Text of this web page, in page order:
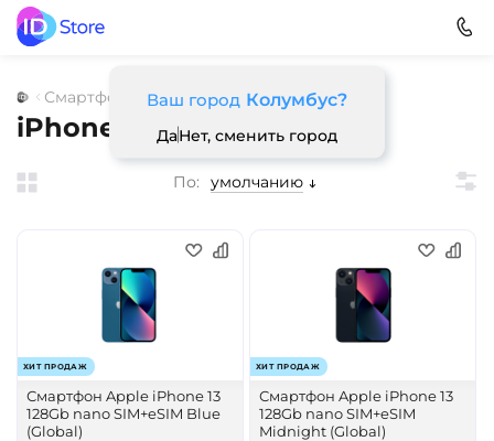
Ваш город Колумбус?
ДаНет, сменить город
Смартфоны Apple
iPhone 13
По: умолчанию
ХИТ ПРОДАЖ
Смартфон Apple iPhone 13
128Gb nano SIM+eSIM Blue
(Global)
ХИТ ПРОДАЖ
Смартфон Apple iPhone 13
128Gb nano SIM+eSIM
Midnight (Global)